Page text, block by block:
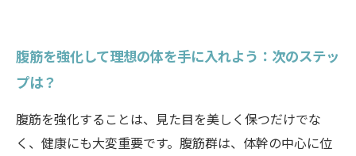
腹筋を強化して理想の体を手に入れよう：次のステッ
プは？
腹筋を強化することは、見た目を美しく保つだけでな
く、健康にも大変重要です。腹筋群は、体幹の中心に位